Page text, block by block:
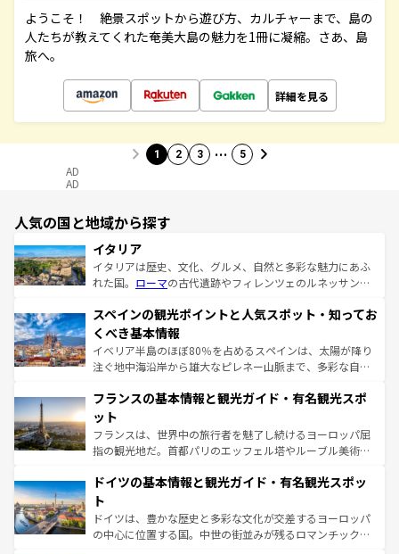
ようこそ！ 絶景スポットから遊び方、カルチャーまで、島の
人たちが教えてくれた奄美大島の魅力を1冊に凝縮。さあ、島
旅へ。
詳細を見る
1 2 3 … 5
AD
AD
人気の国と地域から探す
イタリア
イタリアは歴史、文化、グルメ、自然と多彩な魅力にあふ
れた国。 ローマの古代遺跡やフィレンツェのルネッサンス
ろん、トスカーナの美しい田園風景やアマルフィ海岸の絶
景など、自然景観も見逃せない。観光の合間には、本場の
ピザやパスタなど、絶品のイタリア料理を堪能することも
できる。朝目覚めてから夜眠るまで、すべての瞬間を楽し
なお、新着のイタリア情報はコンテンツ一覧を参照してほ
しい。
スペインの観光ポイントと人気スポット・知ってお
くべき基本情報
イベリア半島のほぼ80％を占めるスペインは、太陽が降り
注ぐ地中海沿岸から雄大なピレネー山脈まで、多彩な自然
文化が根付くこの国では、情熱的なフラメンコ、熱気あふ
れる闘牛、そして美味しいタパスが生活の一部となってい
る。首都マドリードの洗練された雰囲気や、バルセロナの
アートに溢れた街角から、地方では古代ローマ遺跡や中世
せる。地方によって風土や気候が異なるスペインはその個
ンテンツ一覧 を参照してほしい。
フランスの基本情報と観光ガイド・有名観光スポ
ット
フランスは、世界中の旅行者を魅了し続けるヨーロッパ屈
指の観光地だ。首都パリのエッフェル塔やルーブル美術館
で、幅広い魅力が詰まっている。華麗な宮殿、歴史的な大
聖堂、美しいビーチ、そして豊かな自然が、訪れる者を心
から魅了する。また、フランスは美食の国としても知ら
れ、フランス料理はユネスコ無形文化遺産にも登録されて
ドイツの基本情報と観光ガイド・有名観光スポッ
ト
ドイツは、豊かな歴史と多彩な文化が交差するヨーロッパ
の中心に位置する国。中世の街並みが残るロマンチック街